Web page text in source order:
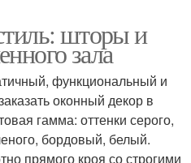
шторы и
зала
функциональный и
оконный декор в
гамма: оттенки серого,
бордовый, белый.
прямого кроя со строгими